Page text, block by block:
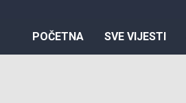
POČETNA SVE VIJESTI